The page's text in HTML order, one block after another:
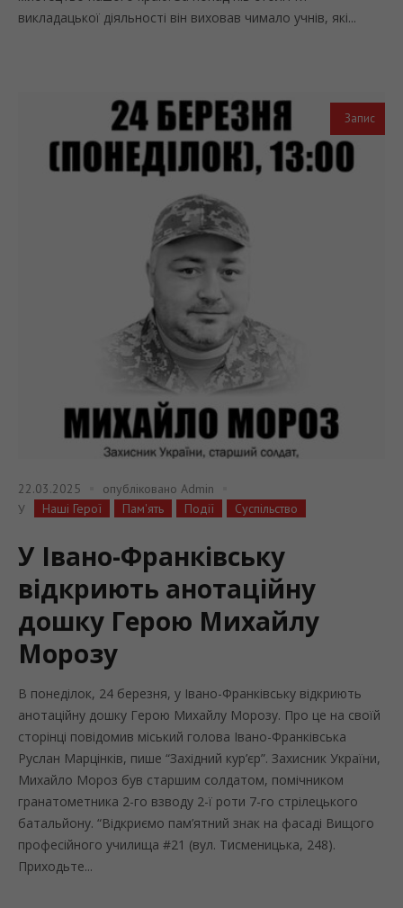
викладацької діяльності він виховав чимало учнів, які...
Запис
22.03.2025 опубліковано Admin
У
Наші Герої Пам'ять Події Суспільство
У Івано-Франківську
відкриють анотаційну
дошку Герою Михайлу
Морозу
В понеділок, 24 березня, у Івано-Франківську відкриють
анотаційну дошку Герою Михайлу Морозу. Про це на своїй
сторінці повідомив міський голова Івано-Франківська
Руслан Марцінків, пише “Західний кур’єр”. Захисник України,
Михайло Мороз був старшим солдатом, помічником
гранатометника 2-го взводу 2-ї роти 7-го стрілецького
батальйону. “Відкриємо пам’ятний знак на фасаді Вищого
професійного училища #21 (вул. Тисменицька, 248).
Приходьте...